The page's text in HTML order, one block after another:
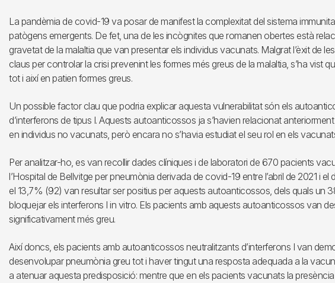
La pandèmia de covid-19 va posar de manifest la complexitat del sistema
patògens emergents. De fet, una de les incògnites que romanen obertes està
gravetat de la malaltia que van presentar els individus vacunats. Malgrat l’èxit de
claus per controlar la crisi prevenint les formes més greus de la malaltia, s’ha vist
tot i així en patien formes greus.
Un possible factor clau que podria explicar aquesta vulnerabilitat són els
d’interferons de tipus I. Aquests autoanticossos ja s’havien relacionat
en individus no vacunats, però encara no s’havia estudiat el seu rol en els
Per analitzar-ho, es van recollir dades clíniques i de laboratori de 670 pacients
l’Hospital de Bellvitge per pneumònia derivada de covid-19 entre l’abril de 2021 i
el 13,7% (92) van resultar ser positius per aquests autoanticossos, dels quals un
bloquejar els interferons I in vitro. Els pacients amb aquests autoanticossos van
significativament més greu.
Així doncs, els pacients amb autoanticossos neutralitzants d’interferons I van
desenvolupar pneumònia greu tot i haver tingut una resposta adequada a la
a atenuar aquesta predisposició: mentre que en els pacients vacunats la